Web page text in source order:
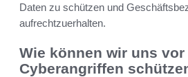
Daten zu schützen und
aufrechtzuerhalten.
Wie können wir uns vor
Cyberangriffen